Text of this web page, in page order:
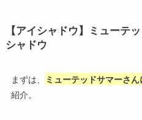
【アイシャドウ】ミューテ
シャドウ
まずは、 ミューテッドサマーさ
紹介。